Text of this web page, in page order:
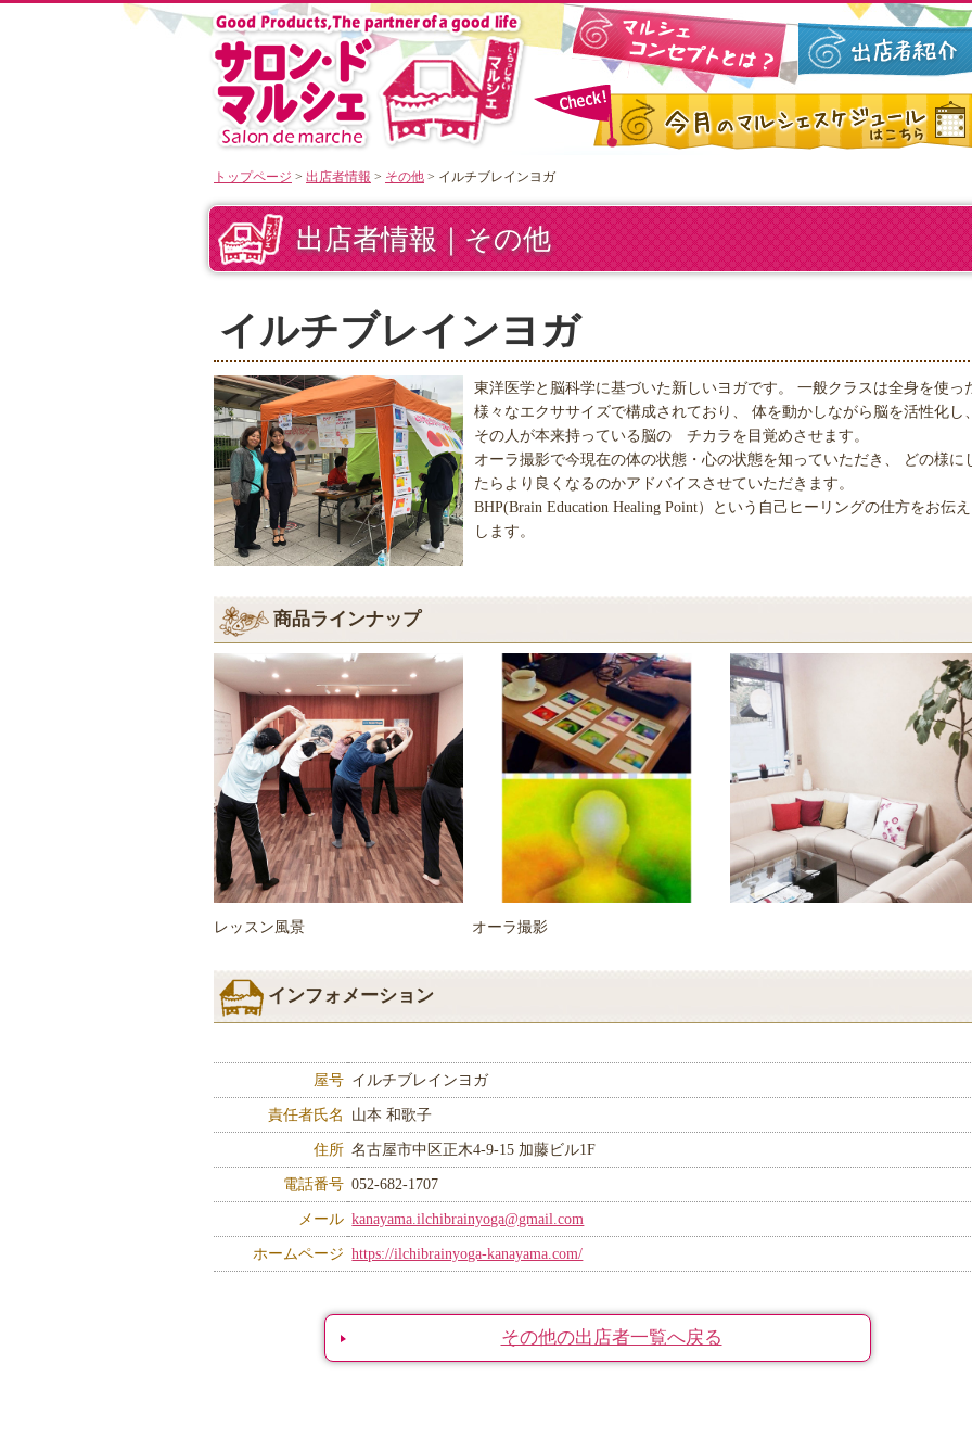
トップページ > 出店者情報 > その他 > イルチブレインヨガ
出店者情報｜その他
イルチブレインヨガ
東洋医学と脳科学に基づいた新しいヨガです。 一般クラスは全身を使っ
様々なエクササイズで構成されており、 体を動かしながら脳を活性化し
その人が本来持っている脳の チカラを目覚めさせます。
オーラ撮影で今現在の体の状態・心の状態を知っていただき、 どの様に
たらより良くなるのかアドバイスさせていただきます。
BHP(Brain Education Healing Point）という自己ヒーリングの仕方をお伝え
します。
商品ラインナップ
レッスン風景 オーラ撮影
インフォメーション
屋号 イルチブレインヨガ
責任者氏名
山本 和歌子
住所 名古屋市中区正木4-9-15 加藤ビル1F
電話番号 052-682-1707
メール kanayama.ilchibrainyoga@gmail.com
ホームページ https://ilchibrainyoga-kanayama.com/
その他の出店者一覧へ戻る